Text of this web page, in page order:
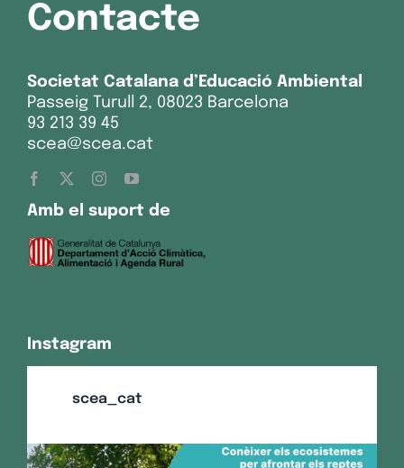
Contacte
Societat Catalana d’Educació Ambiental
Passeig Turull 2, 08023 Barcelona
93 213 39 45
scea@scea.cat
Amb el suport de
Instagram
scea_cat